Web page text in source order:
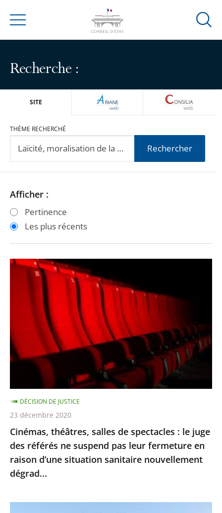
Menu
Ouvrir
Recherche :
SITE ARIANEWEB
THÈME RECHERCHÉ
Rechercher
Passer
les
filtres
après
Passer
les
filtres
avant
Afficher :
Pertinence
Les plus récents
Cinémas,
théâtres,
spectacles
:
le
juge
référés
ne
suspend
pas
leur
fermeture
en
d’une
Cinémas, théâtres, salles de spectacles : le juge
des référés ne suspend pas leur fermeture en
raison d’une situation sanitaire nouvellement
dégrad...
DÉCISION DE JUSTICE
23 décembre 2020